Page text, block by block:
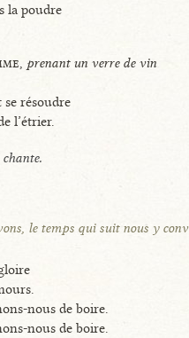
la poudre
prenant un verre de vin
se résoudre
l’étrier.
le temps qui suit nous y
nous de boire.
nous de boire.